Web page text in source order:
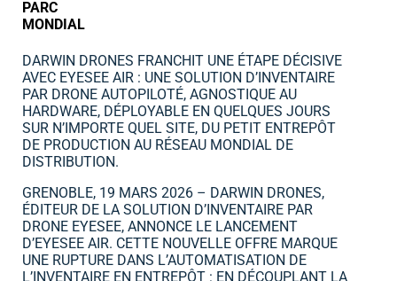
PARC
MONDIAL
DARWIN DRONES FRANCHIT UNE ÉTAPE DÉCISIVE
AVEC EYESEE AIR : UNE SOLUTION D’INVENTAIRE
PAR DRONE AUTOPILOTÉ, AGNOSTIQUE AU
HARDWARE, DÉPLOYABLE EN QUELQUES JOURS
SUR N’IMPORTE QUEL SITE, DU PETIT ENTREPÔT
DE PRODUCTION AU RÉSEAU MONDIAL DE
DISTRIBUTION.
GRENOBLE, 19 MARS 2026 – DARWIN DRONES,
ÉDITEUR DE LA SOLUTION D’INVENTAIRE PAR
DRONE EYESEE, ANNONCE LE LANCEMENT
D’EYESEE AIR. CETTE NOUVELLE OFFRE MARQUE
UNE RUPTURE DANS L’AUTOMATISATION DE
L’INVENTAIRE EN ENTREPÔT : EN DÉCOUPLANT LA